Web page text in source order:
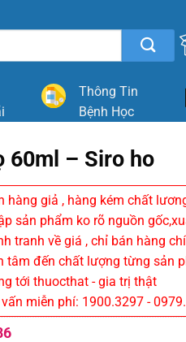
Thông Tin
Bệnh Học
60ml – Siro ho
hàng giả , hàng kém chất
sản phẩm ko rõ nguồn
tranh về giá , chỉ bán hàng
tâm đến chất lượng từng sản
tới thuocthat - gia trị thật
miễn phí: 1900.3297 -